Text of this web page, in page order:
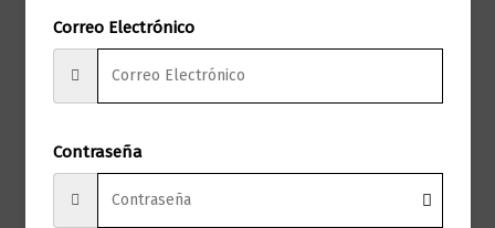
Sello Paidos Empresa
Formato 15 x 23
Presentación
Correo Electrónico
Contraseña